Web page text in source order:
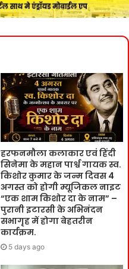
हरफनमौला कलाकार एवं हिंदी
सिनेमा के महान पार्श्व गायक स्व.
किशोर कुमार के जन्म दिवस 4
अगस्त को होगी म्यूजिकल नाइट
“एक शाम किशोर दा के नाम” –
पुरानी इटारसी के अभिनंदन
सभागृह में होगा बेहतरीन
कार्यक्रम.
5 days ago